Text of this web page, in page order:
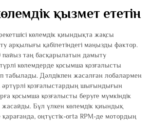
қызмет ететін
көлемдік қиындықта жақсы
арқылығы қабілетіндегі маңызды фактор.
пайыз таң басқарылатын дамыту
көлемдерде қосымша қозғалысты
табылады. Дәлдікпен жасалған лобалармен
әртүрлі қозғалыстардың шығындығын
қосымша қозғалысты беруге мүмкіндік
Бұл үлкен көлемдік қиындық
қарағанда, оңтүстік-orta RPM-де мотордың